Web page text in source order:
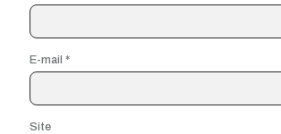
E-mail *
Site